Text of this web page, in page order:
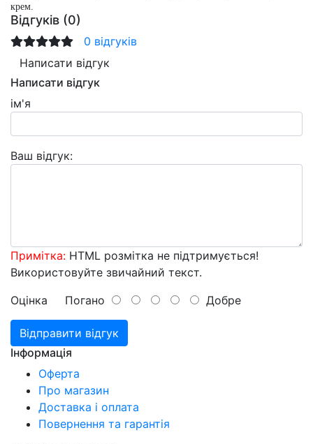
крем.
Відгуків (0)
0 відгуків
Написати відгук
Написати відгук
ім'я
Ваш відгук:
Примітка: HTML розмітка не підтримується!
Використовуйте звичайний текст.
Оцінка Погано Добре
Відправити відгук
Інформація
Оферта
Про магазин
Доставка і оплата
Повернення та гарантія